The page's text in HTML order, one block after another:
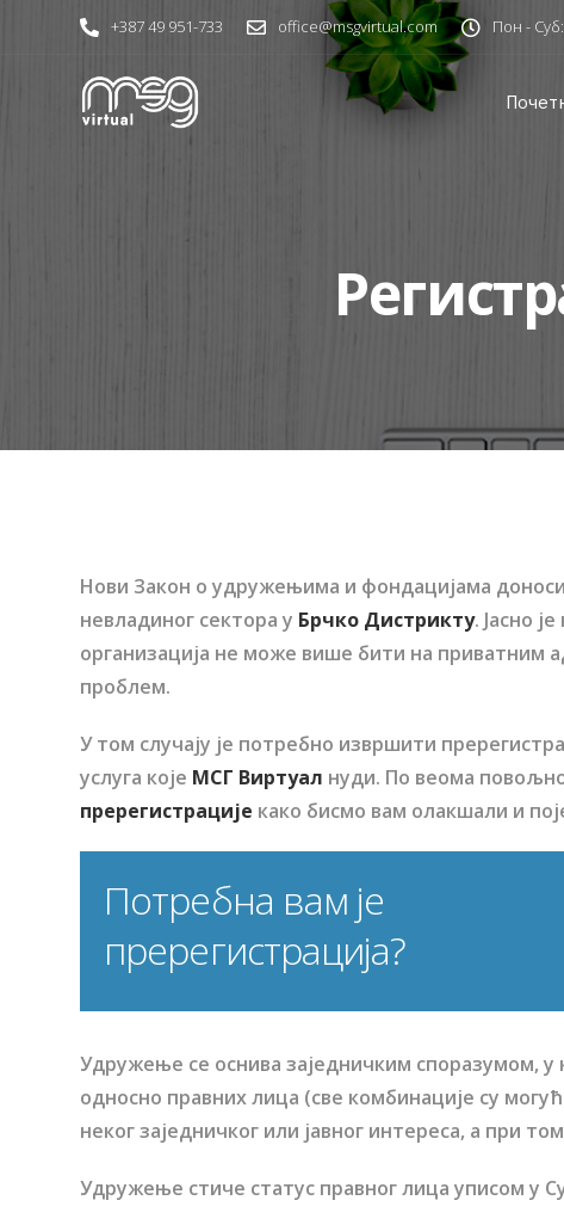
+387 49 951-733 office@msgvirtual.com Пон -
Нови Закон о удружењима и фондацијама
невладиног сектора у Брчко Дистрикту. Јасно
организација не може више бити на приватним
проблем.
У том случају је потребно извршити
услуга које МСГ Виртуал нуди. По веома
пререгистрације како бисмо вам олакшали и
Потребна вам је
пререгистрација?
Удружење се оснива заједничким споразумом,
односно правних лица (све комбинације су
неког заједничког или јавног интереса, а при
Удружење стиче статус правног лица уписом у